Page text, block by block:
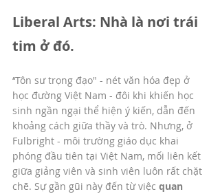
Liberal Arts: Nhà là nơi trái
tim ở đó.
‘‘Tôn sư trọng đạo" - nét văn hóa đẹp ở
học đường Việt Nam - đôi khi khiến học
sinh ngần ngại thể hiện ý kiến, dẫn đến
khoảng cách giữa thầy và trò. Nhưng, ở
Fulbright - môi trường giáo dục khai
phóng đầu tiên tại Việt Nam, mối liên kết
giữa giảng viên và sinh viên luôn rất chặt
chẽ. Sự gần gũi này đến từ việc quan